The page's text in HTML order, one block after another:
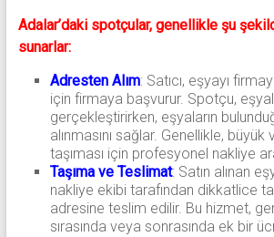
Adalar’daki spotçular, genellikle şu
sunarlar:
Adresten Alım: Satıcı, eşyayı
için firmaya başvurur. Spotçu,
gerçekleştirirken, eşyaların
alınmasını sağlar. Genellikle, büyük
taşıması için profesyonel nakliye
Taşıma ve Teslimat: Satın alınan
nakliye ekibi tarafından dikkatlice
adresine teslim edilir. Bu hizmet,
sırasında veya sonrasında ek bir